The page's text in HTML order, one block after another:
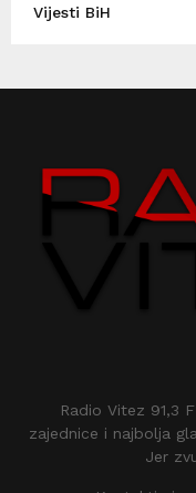
Vijesti BiH
Radio Vitez 91,3
zajednice i najbolja
Jer